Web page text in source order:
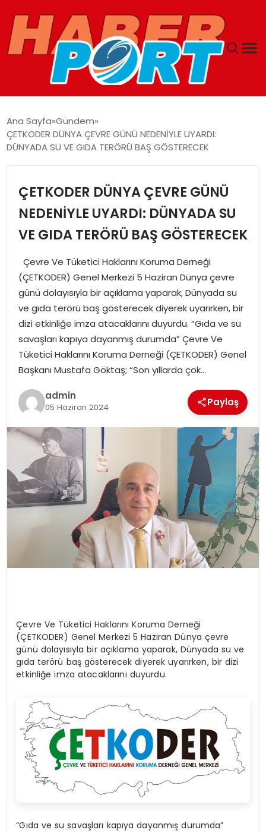
GUNCEL
SAĞLIK
SPOR
MAGAZIN
SPOR
EĞITIM
OTOMOBIL
TEKNOLOJI
Ana Sayfa Gündem
ÇETKODER DÜNYA ÇEVRE GÜNÜ NEDENİYLE UYARDI:
DÜNYADA SU VE GIDA TERÖRÜ BAŞ GÖSTERECEK
ÇETKODER DÜNYA ÇEVRE GÜNÜ
NEDENİYLE UYARDI: DÜNYADA SU
VE GIDA TERÖRÜ BAŞ GÖSTERECEK
Çevre Ve Tüketici Haklarını Koruma Derneği
(ÇETKODER) Genel Merkezi 5 Haziran Dünya çevre
günü dolayısıyla bir açıklama yaparak, Dünyada su
ve gıda terörü baş gösterecek diyerek uyarırken, bir
dizi etkinliğe imza atacaklarını duyurdu. “Gıda ve su
savaşları kapıya dayanmış durumda” Çevre Ve
Tüketici Haklarını Koruma Derneği (ÇETKODER) Genel
Başkanı Mustafa Göktaş; “Son yıllarda çok…
admin
05 Haziran 2024 Paylaş
Çevre Ve Tüketici Haklarını Koruma Derneği
(ÇETKODER) Genel Merkezi 5 Haziran Dünya çevre
günü dolayısıyla bir açıklama yaparak, Dünyada su ve
gıda terörü baş gösterecek diyerek uyarırken, bir dizi
etkinliğe imza atacaklarını duyurdu.
“Gıda ve su savaşları kapıya dayanmış durumda”